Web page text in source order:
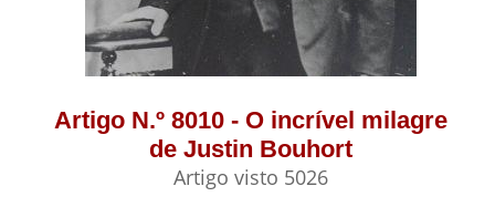
Artigo N.º 8010 - O incrível milagre
de Justin Bouhort
Artigo visto 5026